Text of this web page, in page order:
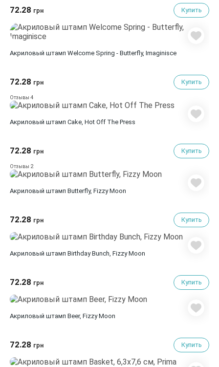
72.28 грн Купить
Акриловый штамп Welcome Spring - Butterfly, Imaginisce
72.28 грн Купить
Отзывы 4
Акриловый штамп Cake, Hot Off The Press
72.28 грн Купить
Отзывы 2
Акриловый штамп Butterfly, Fizzy Moon
72.28 грн Купить
Акриловый штамп Birthday Bunch, Fizzy Moon
72.28 грн Купить
Акриловый штамп Beer, Fizzy Moon
72.28 грн Купить